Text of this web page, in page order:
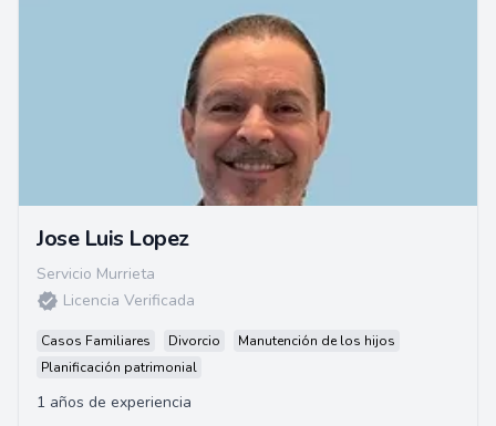
Jose Luis Lopez
Servicio Murrieta
Licencia Verificada
Casos Familiares Divorcio
Manutención de los hijos
Planificación patrimonial
1 años de experiencia